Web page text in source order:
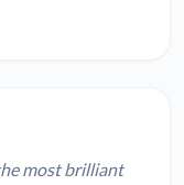
most brilliant